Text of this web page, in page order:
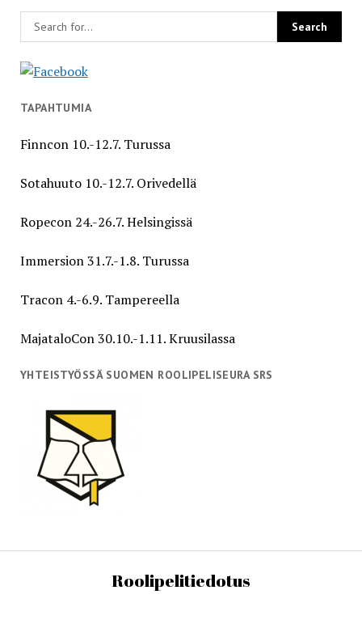
TAPAHTUMIA
Finncon 10.-12.7. Turussa
Sotahuuto 10.-12.7. Orivedellä
Ropecon 24.-26.7. Helsingissä
Immersion 31.7.-1.8. Turussa
Tracon 4.-6.9. Tampereella
MajataloCon 30.10.-1.11. Kruusilassa
YHTEISTYÖSSÄ SUOMEN ROOLIPELISEURA SRS
Roolipelitiedotus